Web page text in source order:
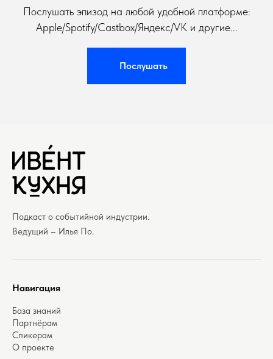
Послушать эпизод на любой удобной платформе:
Apple/Spotify/Castbox/Яндекс/VK и другие...
Послушать
Подкаст о событийной индустрии.
Ведущий – Илья По.
Навигация
База знаний
Партнёрам
Спикерам
О проекте